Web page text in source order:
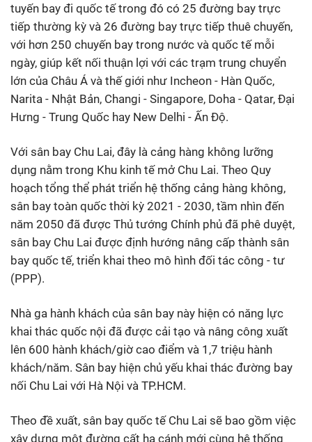
tuyến bay đi quốc tế trong đó có 25 đường bay trực
tiếp thường kỳ và 26 đường bay trực tiếp thuê chuyến,
với hơn 250 chuyến bay trong nước và quốc tế mỗi
ngày, giúp kết nối thuận lợi với các trạm trung chuyển
lớn của Châu Á và thế giới như Incheon - Hàn Quốc,
Narita - Nhật Bản, Changi - Singapore, Doha - Qatar, Đại
Hưng - Trung Quốc hay New Delhi - Ấn Độ.
Với sân bay Chu Lai, đây là cảng hàng không lưỡng
dụng nằm trong Khu kinh tế mở Chu Lai. Theo Quy
hoạch tổng thể phát triển hệ thống cảng hàng không,
sân bay toàn quốc thời kỳ 2021 - 2030, tầm nhìn đến
năm 2050 đã được Thủ tướng Chính phủ đã phê duyệt,
sân bay Chu Lai được định hướng nâng cấp thành sân
bay quốc tế, triển khai theo mô hình đối tác công - tư
(PPP).
Nhà ga hành khách của sân bay này hiện có năng lực
khai thác quốc nội đã được cải tạo và nâng công xuất
lên 600 hành khách/giờ cao điểm và 1,7 triệu hành
khách/năm. Sân bay hiện chủ yếu khai thác đường bay
nối Chu Lai với Hà Nội và TP.HCM.
Theo đề xuất, sân bay quốc tế Chu Lai sẽ bao gồm việc
xây dựng một đường cất hạ cánh mới cùng hệ thống